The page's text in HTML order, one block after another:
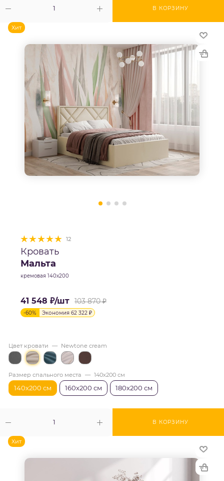
В КОРЗИНУ
Хит
12
Кровать
Мальта
кремовая 140х200
41 548 ₽/шт 103 870₽
-60% Экономия 62 322 ₽
В КОРЗИНУ
Цвет кровати — Newtone cream
Размер спального места — 140х200 см
140х200 см 160х200 см 180х200 см
Хит